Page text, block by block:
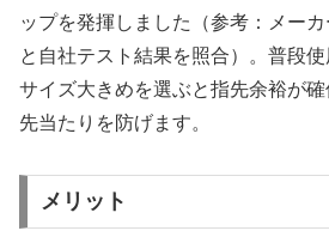
ップを発揮しました（参考：メー
と自社テスト結果を照合）。普段
サイズ大きめを選ぶと指先余裕が
先当たりを防げます。
メリット